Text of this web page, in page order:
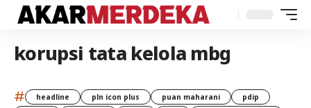
korupsi tata kelola mbg
# headline pln icon plus puan maharani
pdip